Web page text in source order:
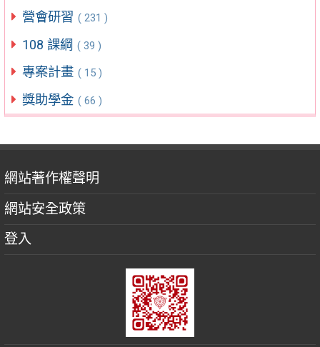
營會研習 ( 231 )
108 課綱 ( 39 )
專案計畫 ( 15 )
獎助學金 ( 66 )
網站著作權聲明
網站安全政策
登入